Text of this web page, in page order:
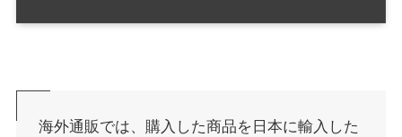
海外通販では、購入した商品を日本に輸入した